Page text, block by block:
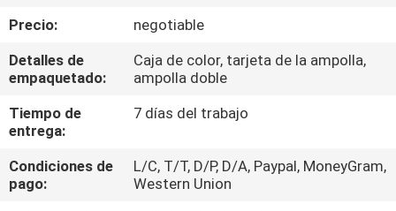
FÁBRICA
CONTROL
DE
CALIDAD
Precio:
negotiable
Detalles de
empaquetado:
Caja de color, tarjeta de la ampolla,
ampolla doble
Tiempo de
entrega:
7 días del trabajo
Condiciones de
pago:
L/C, T/T, D/P, D/A, Paypal, MoneyGram,
Western Union